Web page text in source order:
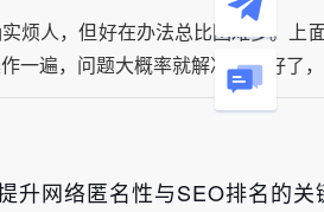
烦人，但好在办法总比困难多。
一遍，问题大概率就解决了。好了
升网络匿名性与SEO排名的关